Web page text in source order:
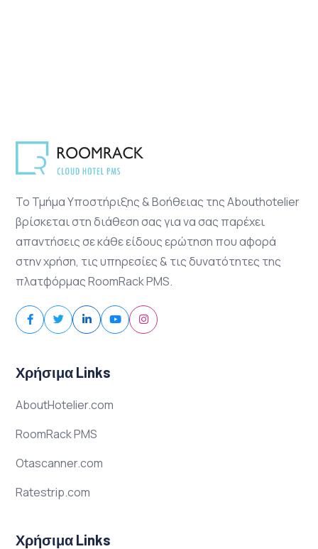
Το Τμήμα Υποστήριξης & Βοήθειας της Abouthotelier
βρίσκεται στη διάθεση σας για να σας παρέχει
απαντήσεις σε κάθε είδους ερώτηση που αφορά
στην χρήση, τις υπηρεσίες & τις δυνατότητες της
πλατφόρμας RoomRack PMS.
Χρήσιμα Links
AboutHotelier.com
RoomRack PMS
Otascanner.com
Ratestrip.com
Χρήσιμα Links